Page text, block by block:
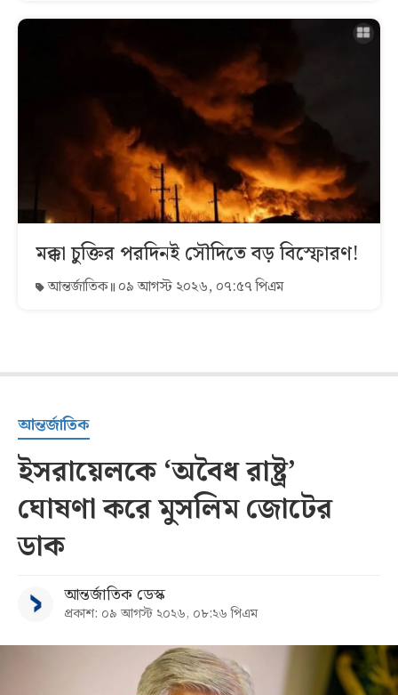
মক্কা চুক্তির পরদিনই সৌদিতে বড় বিস্ফোরণ!
আন্তর্জাতিক ০৯ আগস্ট ২০২৬, ০৭:৫৭ পিএম
আন্তর্জাতিক
ইসরায়েলকে ‘অবৈধ রাষ্ট্র’
ঘোষণা করে মুসলিম জোটের
ডাক
আন্তর্জাতিক ডেস্ক
প্রকাশ: ০৯ আগস্ট ২০২৬, ০৮:২৬ পিএম